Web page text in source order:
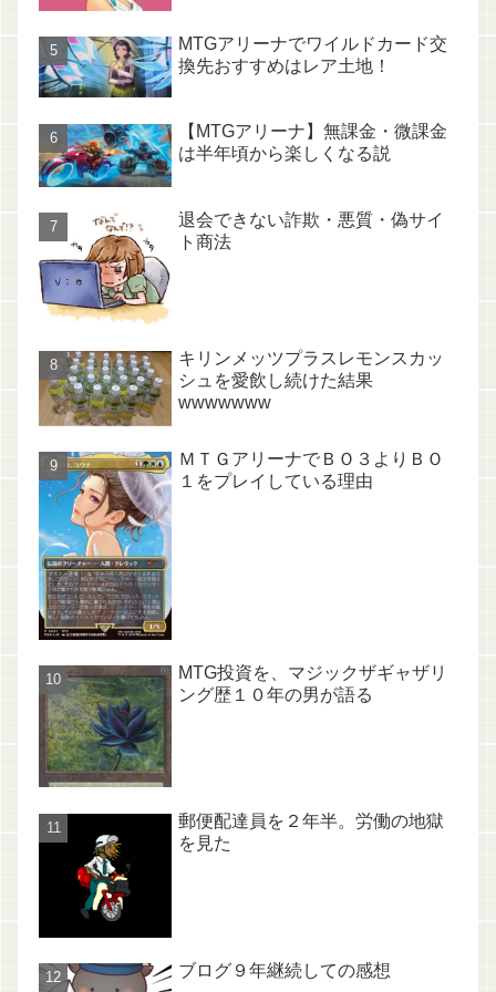
MTGアリーナでワイルドカード交
換先おすすめはレア土地！
【MTGアリーナ】無課金・微課金
は半年頃から楽しくなる説
退会できない詐欺・悪質・偽サイ
ト商法
キリンメッツプラスレモンスカッ
シュを愛飲し続けた結果
wwwwwww
ＭＴＧアリーナでＢＯ３よりＢＯ
１をプレイしている理由
MTG投資を、マジックザギャザリ
ング歴１０年の男が語る
郵便配達員を２年半。労働の地獄
を見た
ブログ９年継続しての感想